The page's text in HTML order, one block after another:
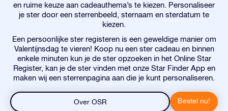
en ruime keuze aan cadeauthema’s te kiezen. Personaliseer
je ster door een sterrenbeeld, sternaam en sterdatum te
kiezen.
Een persoonlijke ster registeren is een geweldige manier om
Valentijnsdag te vieren! Koop nu een ster cadeau en binnen
enkele minuten kun je de ster opzoeken in het Online Star
Register, kan je de ster vinden met onze Star Finder App en
maken wij een sterrenpagina aan die je kunt personaliseren.
Over OSR Bestel nu!